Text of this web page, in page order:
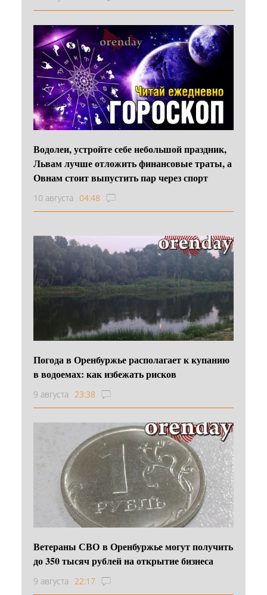
Водолеи, устройте себе небольшой праздник,
Львам лучше отложить финансовые траты, а
Овнам стоит выпустить пар через спорт
10 августа 04:48
Погода в Оренбуржье располагает к купанию
в водоемах: как избежать рисков
9 августа 23:38
Ветераны СВО в Оренбуржье могут получить
до 350 тысяч рублей на открытие бизнеса
9 августа 22:17